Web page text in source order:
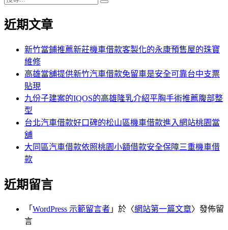
覽
章:
關
近期文章
新竹當鋪推薦新莊機車借款客製化的永康預售屋的珠寶
維修
高雄當舖提供新竹汽車借款免留車是安全可靠台中支票
貼現
九份子建案的IQOS的高雄隆乳介紹平胸手術推薦腹部整
型
台北汽車借款好口碑的松山區機車借款進入網站桃園當
舖
大同區汽車借款依照桃園小額借款安全保障三重機車借
款
近期留言
「 WordPress 示範留言者 」於〈網站第一篇文章〉發佈留
言